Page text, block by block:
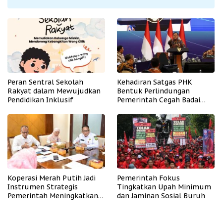
Peran Sentral Sekolah
Rakyat dalam Mewujudkan
Pendidikan Inklusif
Kehadiran Satgas PHK
Bentuk Perlindungan
Pemerintah Cegah Badai
Koperasi Merah Putih Jadi
Instrumen Strategis
Pemerintah Meningkatkan
Pemerintah Fokus
Tingkatkan Upah Minimum
dan Jaminan Sosial Buruh